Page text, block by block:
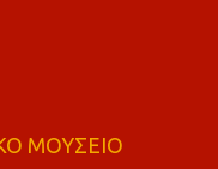
ΜΟΥΣΕΙΟ